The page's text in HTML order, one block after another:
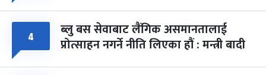
४ ब्लु बस सेवाबाट लैंगिक असमानतालाई
प्रोत्साहन नगर्ने नीति लिएका हौं : मन्त्री बादी